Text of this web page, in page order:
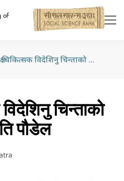
दक्ष चिकित्सक विदेशिनु चिन्ताको विषय : राष्ट्रपति पौडेल
चिन्ताको
पौडेल